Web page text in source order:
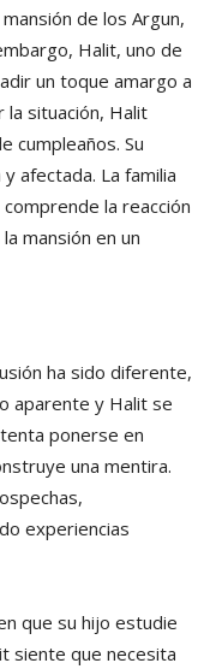
de los Argun,
Halit, uno de
un toque amargo a
la situación, Halit
cumpleaños. Su
afectada. La familia
la reacción
mansión en un
ha sido diferente,
aparente y Halit se
ponerse en
una mentira.
experiencias
que su hijo estudie
siente que necesita